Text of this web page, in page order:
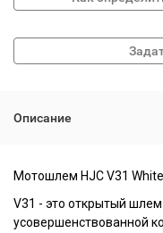
Описание
Мотошлем HJC V31 White
V31 - это открытый
усовершенствованной